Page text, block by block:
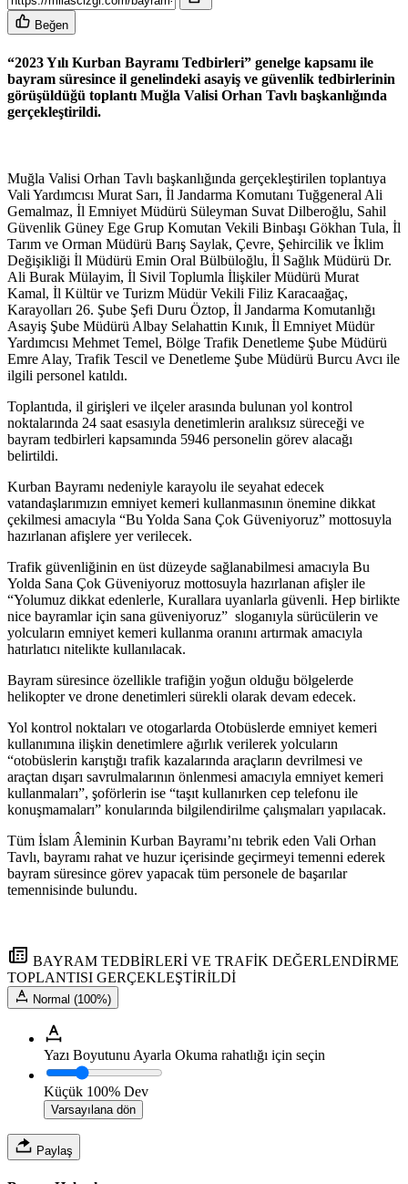
Beğen
“2023 Yılı Kurban Bayramı Tedbirleri” genelge kapsamı ile
bayram süresince il genelindeki asayiş ve güvenlik tedbirlerinin
görüşüldüğü toplantı Muğla Valisi Orhan Tavlı başkanlığında
gerçekleştirildi.
Muğla Valisi Orhan Tavlı başkanlığında gerçekleştirilen toplantıya
Vali Yardımcısı Murat Sarı, İl Jandarma Komutanı Tuğgeneral Ali
Gemalmaz, İl Emniyet Müdürü Süleyman Suvat Dilberoğlu, Sahil
Güvenlik Güney Ege Grup Komutan Vekili Binbaşı Gökhan Tula, İl
Tarım ve Orman Müdürü Barış Saylak, Çevre, Şehircilik ve İklim
Değişikliği İl Müdürü Emin Oral Bülbüloğlu, İl Sağlık Müdürü Dr.
Ali Burak Mülayim, İl Sivil Toplumla İlişkiler Müdürü Murat
Kamal, İl Kültür ve Turizm Müdür Vekili Filiz Karacaağaç,
Karayolları 26. Şube Şefi Duru Öztop, İl Jandarma Komutanlığı
Asayiş Şube Müdürü Albay Selahattin Kınık, İl Emniyet Müdür
Yardımcısı Mehmet Temel, Bölge Trafik Denetleme Şube Müdürü
Emre Alay, Trafik Tescil ve Denetleme Şube Müdürü Burcu Avcı ile
ilgili personel katıldı.
Toplantıda, il girişleri ve ilçeler arasında bulunan yol kontrol
noktalarında 24 saat esasıyla denetimlerin aralıksız süreceği ve
bayram tedbirleri kapsamında 5946 personelin görev alacağı
belirtildi.
Kurban Bayramı nedeniyle karayolu ile seyahat edecek
vatandaşlarımızın emniyet kemeri kullanmasının önemine dikkat
çekilmesi amacıyla “Bu Yolda Sana Çok Güveniyoruz” mottosuyla
hazırlanan afişlere yer verilecek.
Trafik güvenliğinin en üst düzeyde sağlanabilmesi amacıyla Bu
Yolda Sana Çok Güveniyoruz mottosuyla hazırlanan afişler ile
“Yolumuz dikkat edenlerle, Kurallara uyanlarla güvenli. Hep birlikte
nice bayramlar için sana güveniyoruz” sloganıyla sürücülerin ve
yolcuların emniyet kemeri kullanma oranını artırmak amacıyla
hatırlatıcı nitelikte kullanılacak.
Bayram süresince özellikle trafiğin yoğun olduğu bölgelerde
helikopter ve drone denetimleri sürekli olarak devam edecek.
Yol kontrol noktaları ve otogarlarda Otobüslerde emniyet kemeri
kullanımına ilişkin denetimlere ağırlık verilerek yolcuların
“otobüslerin karıştığı trafik kazalarında araçların devrilmesi ve
araçtan dışarı savrulmalarının önlenmesi amacıyla emniyet kemeri
kullanmaları”, şoförlerin ise “taşıt kullanırken cep telefonu ile
konuşmamaları” konularında bilgilendirilme çalışmaları yapılacak.
Tüm İslam Âleminin Kurban Bayramı’nı tebrik eden Vali Orhan
Tavlı, bayramı rahat ve huzur içerisinde geçirmeyi temenni ederek
bayram süresince görev yapacak tüm personele de başarılar
temennisinde bulundu.
BAYRAM TEDBİRLERİ VE TRAFİK DEĞERLENDİRME
TOPLANTISI GERÇEKLEŞTİRİLDİ
Normal (100%)
Yazı Boyutunu Ayarla Okuma rahatlığı için seçin
Küçük 100% Dev
Varsayılana dön
Paylaş